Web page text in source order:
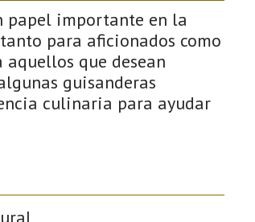
papel importante en la
para aficionados como
que desean
guisanderas
culinaria para ayudar